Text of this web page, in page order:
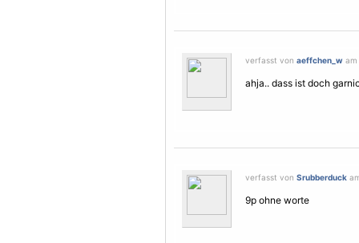
verfasst von aeffchen_w am
ahja.. dass ist doch
verfasst von Srubberduck
9p ohne worte